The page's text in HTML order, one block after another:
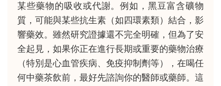
某些藥物的吸收或代謝。例如，黑豆富含礦物
質，可能與某些抗生素（如四環素類）結合，影
響藥效。雖然研究證據還不完全明確，但為了安
全起見，如果你正在進行長期或重要的藥物治療
（特別是心血管疾病、免疫抑制劑等），在喝任
何中藥茶飲前，最好先諮詢你的醫師或藥師。這